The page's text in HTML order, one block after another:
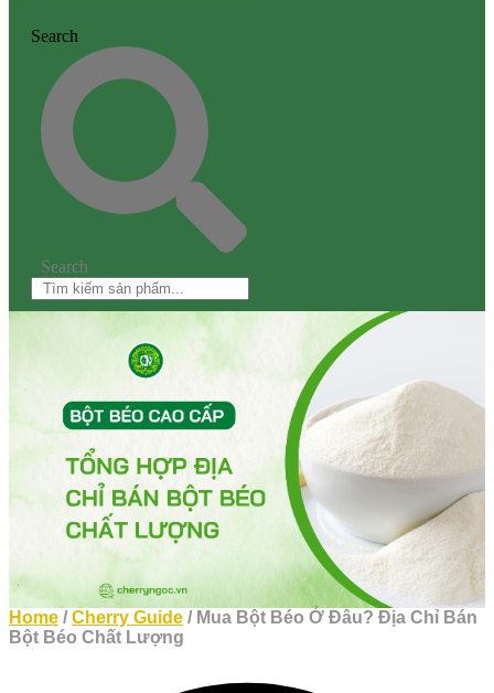
Search
Search
Home / Cherry Guide / Mua Bột Béo Ở Đâu? Địa Chỉ Bán
Bột Béo Chất Lượng